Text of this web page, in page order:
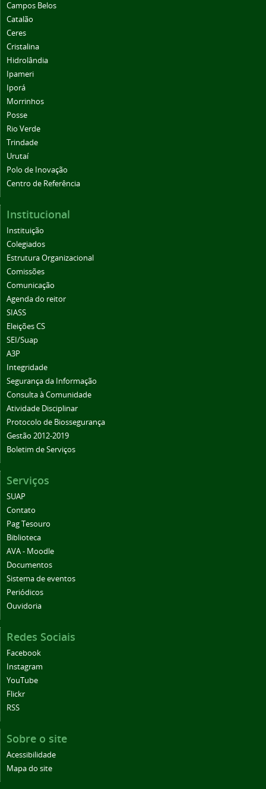
Campos Belos
Catalão
Ceres
Cristalina
Hidrolândia
Ipameri
Iporá
Morrinhos
Posse
Rio Verde
Trindade
Urutaí
Polo de Inovação
Centro de Referência
Institucional
Instituição
Colegiados
Estrutura Organizacional
Comissões
Comunicação
Agenda do reitor
SIASS
Eleições CS
SEI/Suap
A3P
Integridade
Segurança da Informação
Consulta à Comunidade
Atividade Disciplinar
Protocolo de Biossegurança
Gestão 2012-2019
Boletim de Serviços
Serviços
SUAP
Contato
Pag Tesouro
Biblioteca
AVA - Moodle
Documentos
Sistema de eventos
Periódicos
Ouvidoria
Redes Sociais
Facebook
Instagram
YouTube
Flickr
RSS
Sobre o site
Acessibilidade
Mapa do site